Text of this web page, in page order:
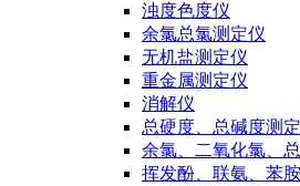
浊度色度仪
余氯总氯测定仪
无机盐测定仪
重金属测定仪
消解仪
总硬度、总碱度测
余氯、二氧化氯、
挥发酚、联氨、苯